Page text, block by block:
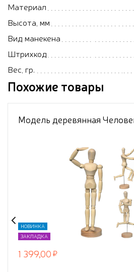
Материал
Высота, мм
Вид манекена
Штрихкод
Вес, гр.
Похожие товары
Модель деревянная
НОВИНКА
ЗАКЛАДКА
1 399,00